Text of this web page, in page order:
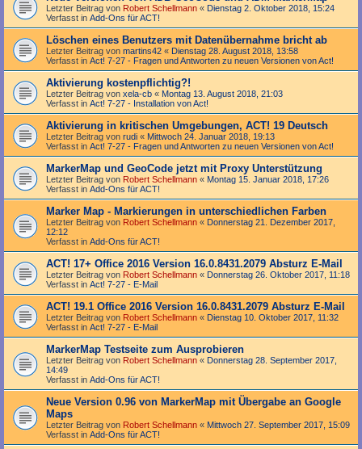
Letzter Beitrag von Robert Schellmann « Dienstag 2. Oktober 2018, 15:24
Verfasst in Add-Ons für ACT!
Löschen eines Benutzers mit Datenübernahme bricht ab
Letzter Beitrag von martins42 « Dienstag 28. August 2018, 13:58
Verfasst in Act! 7-27 - Fragen und Antworten zu neuen Versionen von Act!
Aktivierung kostenpflichtig?!
Letzter Beitrag von xela-cb « Montag 13. August 2018, 21:03
Verfasst in Act! 7-27 - Installation von Act!
Aktivierung in kritischen Umgebungen, ACT! 19 Deutsch
Letzter Beitrag von rudi « Mittwoch 24. Januar 2018, 19:13
Verfasst in Act! 7-27 - Fragen und Antworten zu neuen Versionen von Act!
MarkerMap und GeoCode jetzt mit Proxy Unterstützung
Letzter Beitrag von Robert Schellmann « Montag 15. Januar 2018, 17:26
Verfasst in Add-Ons für ACT!
Marker Map - Markierungen in unterschiedlichen Farben
Letzter Beitrag von Robert Schellmann « Donnerstag 21. Dezember 2017,
12:12
Verfasst in Add-Ons für ACT!
ACT! 17+ Office 2016 Version 16.0.8431.2079 Absturz E-Mail
Letzter Beitrag von Robert Schellmann « Donnerstag 26. Oktober 2017, 11:18
Verfasst in Act! 7-27 - E-Mail
ACT! 19.1 Office 2016 Version 16.0.8431.2079 Absturz E-Mail
Letzter Beitrag von Robert Schellmann « Dienstag 10. Oktober 2017, 11:32
Verfasst in Act! 7-27 - E-Mail
MarkerMap Testseite zum Ausprobieren
Letzter Beitrag von Robert Schellmann « Donnerstag 28. September 2017,
14:49
Verfasst in Add-Ons für ACT!
Neue Version 0.96 von MarkerMap mit Übergabe an Google
Maps
Letzter Beitrag von Robert Schellmann « Mittwoch 27. September 2017, 15:09
Verfasst in Add-Ons für ACT!